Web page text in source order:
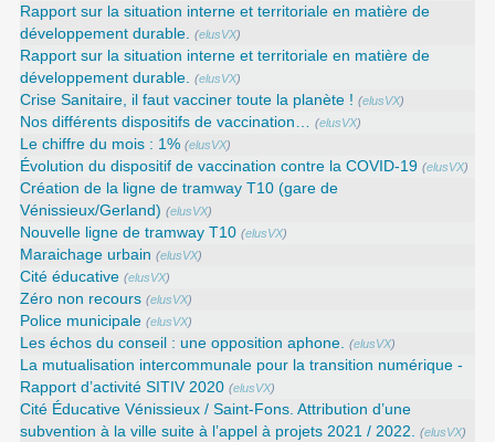
Rapport sur la situation interne et territoriale en matière de
développement durable. (elusVX)
Rapport sur la situation interne et territoriale en matière de
développement durable. (elusVX)
Crise Sanitaire, il faut vacciner toute la planète ! (elusVX)
Nos différents dispositifs de vaccination… (elusVX)
Le chiffre du mois : 1% (elusVX)
Évolution du dispositif de vaccination contre la COVID-19 (elusVX)
Création de la ligne de tramway T10 (gare de
Vénissieux/Gerland) (elusVX)
Nouvelle ligne de tramway T10 (elusVX)
Maraichage urbain (elusVX)
Cité éducative (elusVX)
Zéro non recours (elusVX)
Police municipale (elusVX)
Les échos du conseil : une opposition aphone. (elusVX)
La mutualisation intercommunale pour la transition numérique -
Rapport d’activité SITIV 2020 (elusVX)
Cité Éducative Vénissieux / Saint-Fons. Attribution d’une
subvention à la ville suite à l’appel à projets 2021 / 2022. (elusVX)